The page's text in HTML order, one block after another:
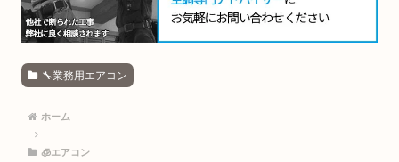
🔧業務用エアコン
ホーム
🧊エアコン